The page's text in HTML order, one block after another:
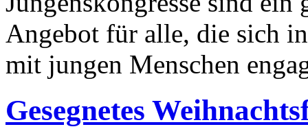
Angebot für alle, die sich
mit jungen Menschen
Gesegnetes